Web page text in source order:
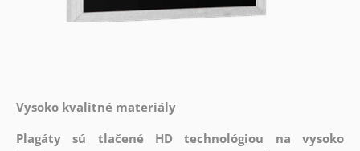
Vysoko kvalitné materiály
Plagáty sú tlačené HD technológiou na vysoko